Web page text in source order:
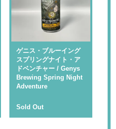
ゲニス・ブルーイング
スプリングナイト・ア
ドベンチャー / Genys
Brewing Spring Night
Adventure
Sold Out